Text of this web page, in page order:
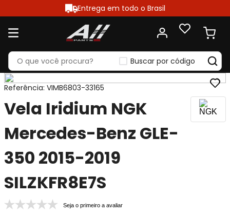
Entrega em todo o Brasil
Buscar por código
Referência: VIMB6803-33165
Vela Iridium NGK
Mercedes-Benz GLE-
350 2015-2019
SILZKFR8E7S
Seja o primeiro a avaliar